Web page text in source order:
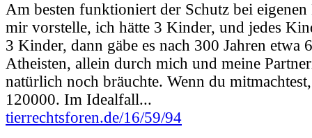
Am besten funktioniert der Schutz bei
mir vorstelle, ich hätte 3 Kinder, und jedes
3 Kinder, dann gäbe es nach 300 Jahren etwa
Atheisten, allein durch mich und meine
natürlich noch bräuchte. Wenn du
120000. Im Idealfall...
tierrechtsforen.de/16/59/94